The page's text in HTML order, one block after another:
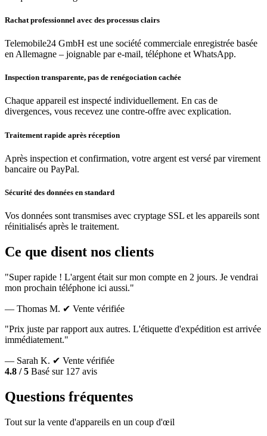
Rachat professionnel avec des processus clairs
Telemobile24 GmbH est une société commerciale enregistrée basée
en Allemagne – joignable par e-mail, téléphone et WhatsApp.
Inspection transparente, pas de renégociation cachée
Chaque appareil est inspecté individuellement. En cas de
divergences, vous recevez une contre-offre avec explication.
Traitement rapide après réception
Après inspection et confirmation, votre argent est versé par virement
bancaire ou PayPal.
Sécurité des données en standard
Vos données sont transmises avec cryptage SSL et les appareils sont
réinitialisés après le traitement.
Ce que disent nos clients
"Super rapide ! L'argent était sur mon compte en 2 jours. Je vendrai
mon prochain téléphone ici aussi."
— Thomas M. ✔ Vente vérifiée
"Prix juste par rapport aux autres. L'étiquette d'expédition est arrivée
immédiatement."
— Sarah K. ✔ Vente vérifiée
4.8 / 5 Basé sur 127 avis
Questions fréquentes
Tout sur la vente d'appareils en un coup d'œil